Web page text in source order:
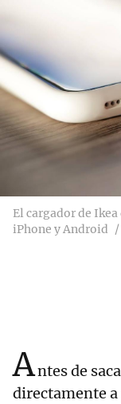
El cargador de
iPhone y Android
Antes de
directamente